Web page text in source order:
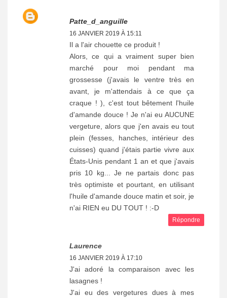
Patte_d_anguille
16 JANVIER 2019 À 15:11
Il a l'air chouette ce produit !
Alors, ce qui a vraiment super bien
marché pour moi pendant ma
grossesse (j'avais le ventre très en
avant, je m'attendais à ce que ça
craque ! ), c'est tout bêtement l'huile
d'amande douce ! Je n'ai eu AUCUNE
vergeture, alors que j'en avais eu tout
plein (fesses, hanches, intérieur des
cuisses) quand j'étais partie vivre aux
États-Unis pendant 1 an et que j'avais
pris 10 kg... Je ne partais donc pas
très optimiste et pourtant, en utilisant
l'huile d'amande douce matin et soir, je
n'ai RIEN eu DU TOUT ! :-D
Répondre
Laurence
16 JANVIER 2019 À 17:10
J'ai adoré la comparaison avec les
lasagnes !
J'ai eu des vergetures dues à mes